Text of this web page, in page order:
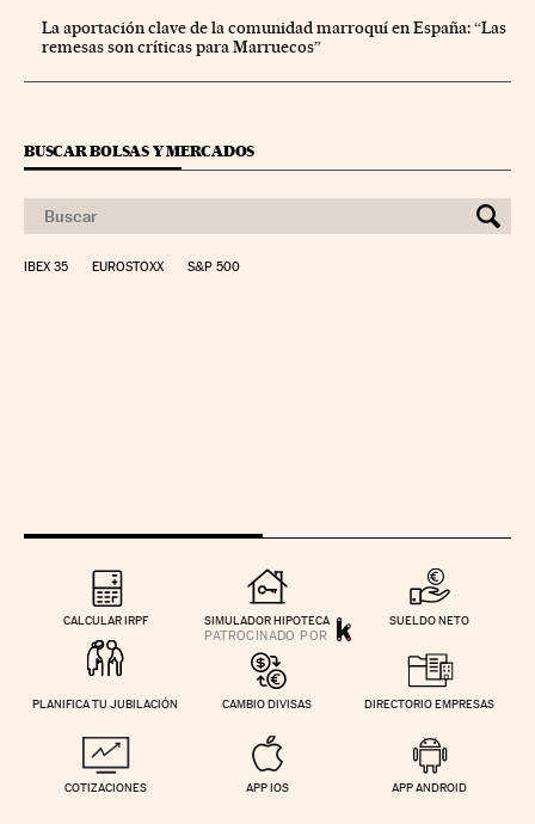
La aportación clave de la comunidad marroquí en España: “Las
remesas son críticas para Marruecos”
BUSCAR BOLSAS Y MERCADOS
IBEX 35 EUROSTOXX S&P 500
CALCULAR IRPF SIMULADOR HIPOTECA SUELDO NETO
PLANIFICA TU JUBILACIÓN CAMBIO DIVISAS DIRECTORIO EMPRESAS
COTIZACIONES APP IOS APP ANDROID